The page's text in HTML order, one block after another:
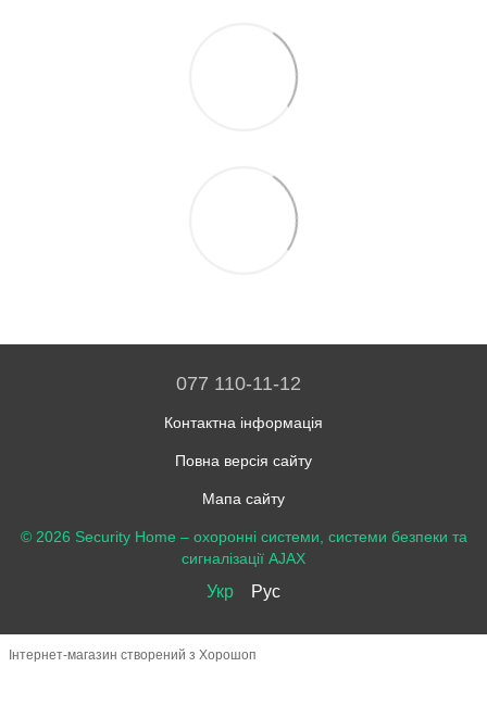
077 110-11-12
Контактна інформація
Повна версія сайту
Мапа сайту
© 2026 Security Home – охоронні системи, системи безпеки та
сигналізації AJAX
Укр Рус
Інтернет-магазин створений з Хорошоп